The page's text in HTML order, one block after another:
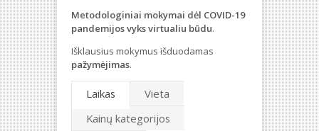
Metodologiniai mokymai dėl COVID-19
pandemijos vyks virtualiu būdu.
Išklausius mokymus išduodamas
pažymėjimas.
Laikas
Vieta
Kainų kategorijos